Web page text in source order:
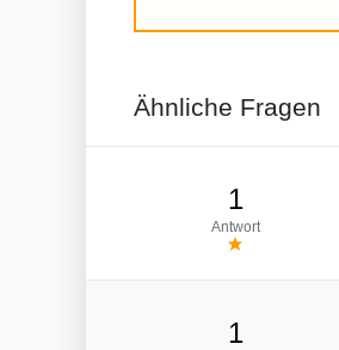
Ähnliche Fragen
1
Antwort
1